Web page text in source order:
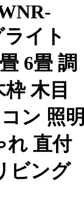
イト
6畳 調
木目
ン 照
れ 直付
ビング